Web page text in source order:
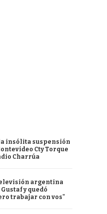
la insólita suspensión
Cty Torque
Charrúa
argentina
y quedó
trabajar con vos"